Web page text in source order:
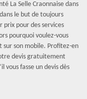
La Selle Craonnaise dans
le but de toujours
prix pour des services
pourquoi voulez-vous
son mobile. Profitez-en
devis gratuitement
vous fasse un devis dès